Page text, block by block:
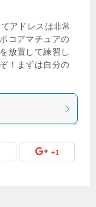
アドレスは非常
コアマチュアの
放置して練習し
！まずは自分の
+1